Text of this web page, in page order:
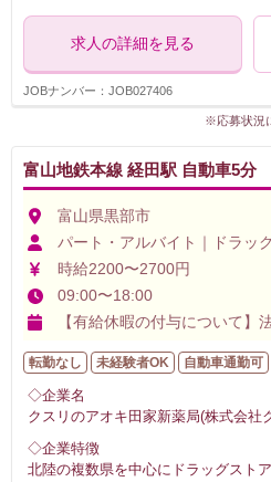
求人の詳細を見る
JOBナンバー：JOB027406
※応募状況
富山地鉄本線 経田駅 自動車5分
富山県黒部市
パート・アルバイト｜ドラッ
時給2200〜2700円
09:00〜18:00
【有給休暇の付与について】
転勤なし 未経験者OK 自動車通勤可
◇企業名
クスリのアオキ田家新薬局(株式会社
◇企業特徴
北陸の複数県を中心にドラッグスト